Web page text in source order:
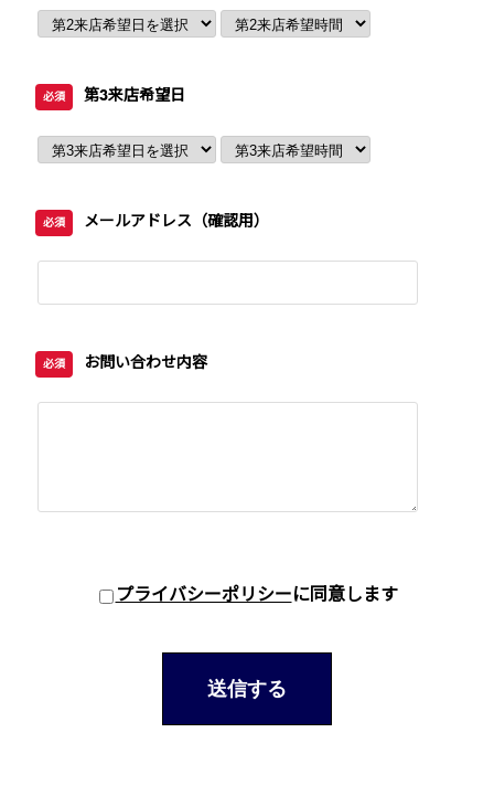
必須 第3来店希望日
必須 メールアドレス（確認用）
必須 お問い合わせ内容
プライバシーポリシーに同意します